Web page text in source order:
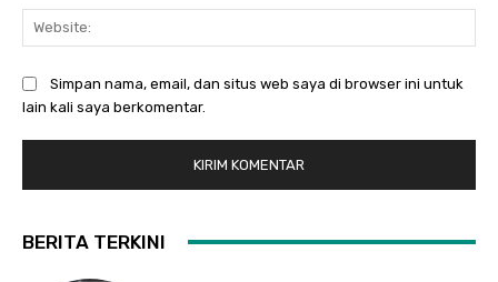
Simpan nama, email, dan situs web saya di browser ini untuk
lain kali saya berkomentar.
BERITA TERKINI